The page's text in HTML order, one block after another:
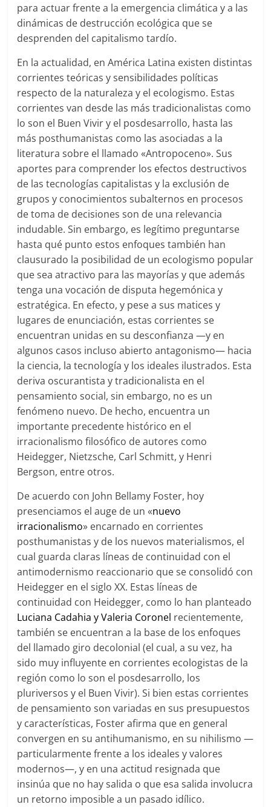
para actuar frente a la emergencia climática y a las
dinámicas de destrucción ecológica que se
desprenden del capitalismo tardío.
En la actualidad, en América Latina existen distintas
corrientes teóricas y sensibilidades políticas
respecto de la naturaleza y el ecologismo. Estas
corrientes van desde las más tradicionalistas como
lo son el Buen Vivir y el posdesarrollo, hasta las
más posthumanistas como las asociadas a la
literatura sobre el llamado «Antropoceno». Sus
aportes para comprender los efectos destructivos
de las tecnologías capitalistas y la exclusión de
grupos y conocimientos subalternos en procesos
de toma de decisiones son de una relevancia
indudable. Sin embargo, es legítimo preguntarse
hasta qué punto estos enfoques también han
clausurado la posibilidad de un ecologismo popular
que sea atractivo para las mayorías y que además
tenga una vocación de disputa hegemónica y
estratégica. En efecto, y pese a sus matices y
lugares de enunciación, estas corrientes se
encuentran unidas en su desconfianza —y en
algunos casos incluso abierto antagonismo— hacia
la ciencia, la tecnología y los ideales ilustrados. Esta
deriva oscurantista y tradicionalista en el
pensamiento social, sin embargo, no es un
fenómeno nuevo. De hecho, encuentra un
importante precedente histórico en el
irracionalismo filosófico de autores como
Heidegger, Nietzsche, Carl Schmitt, y Henri
Bergson, entre otros.
De acuerdo con John Bellamy Foster, hoy
presenciamos el auge de un «nuevo
irracionalismo» encarnado en corrientes
posthumanistas y de los nuevos materialismos, el
cual guarda claras líneas de continuidad con el
antimodernismo reaccionario que se consolidó con
Heidegger en el siglo XX. Estas líneas de
continuidad con Heidegger, como lo han planteado
Luciana Cadahia y Valeria Coronel recientemente,
también se encuentran a la base de los enfoques
del llamado giro decolonial (el cual, a su vez, ha
sido muy influyente en corrientes ecologistas de la
región como lo son el posdesarrollo, los
pluriversos y el Buen Vivir). Si bien estas corrientes
de pensamiento son variadas en sus presupuestos
y características, Foster afirma que en general
convergen en su antihumanismo, en su nihilismo —
particularmente frente a los ideales y valores
modernos—, y en una actitud resignada que
insinúa que no hay salida o que esa salida involucra
un retorno imposible a un pasado idílico.